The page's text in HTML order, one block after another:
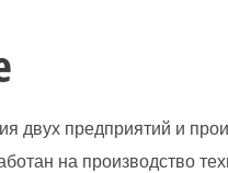
двух предприятий и
на производство